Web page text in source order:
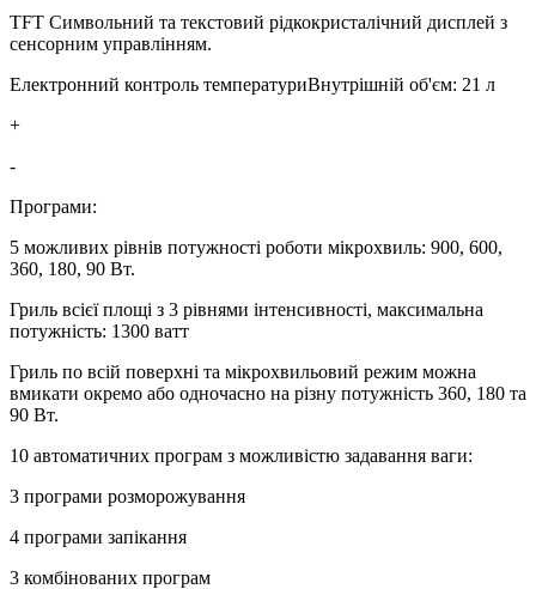
TFТ Символьний та текстовий рідкокристалічний дисплей з
сенсорним управлінням.
Електронний контроль температуриВнутрішній об'єм: 21 л
+
-
Програми:
5 можливих рівнів потужності роботи мікрохвиль: 900, 600,
360, 180, 90 Вт.
Гриль всієї площі з 3 рівнями інтенсивності, максимальна
потужність: 1300 ватт
Гриль по всій поверхні та мікрохвильовий режим можна
вмикати окремо або одночасно на різну потужність 360, 180 та
90 Вт.
10 автоматичних програм з можливістю задавання ваги:
3 програми розморожування
4 програми запікання
3 комбінованих програм